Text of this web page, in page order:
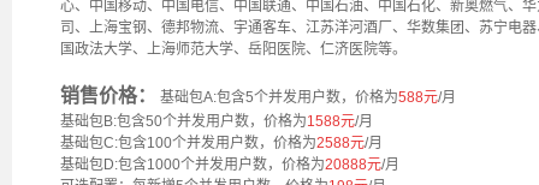
心、中国移动、中国电信、中国联通、中国石油、中国石化、新奥燃气、
司、上海宝钢、德邦物流、宇通客车、江苏洋河酒厂、华数集团、苏宁电
国政法大学、上海师范大学、岳阳医院、仁济医院等。
销售价格： 基础包A:包含5个并发用户数，价格为588元/月
基础包B:包含50个并发用户数，价格为1588元/月
基础包C:包含100个并发用户数，价格为2588元/月
基础包D:包含1000个并发用户数，价格为20888元/月